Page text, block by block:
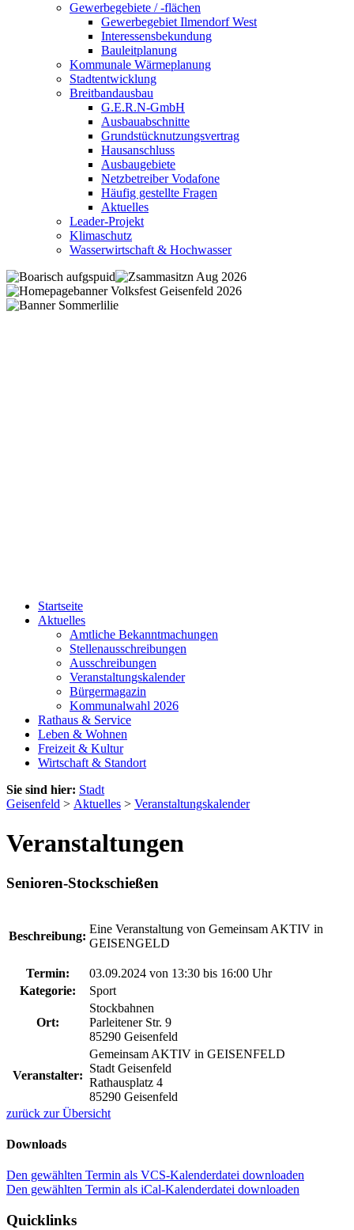
Gewerbegebiete / -flächen
Gewerbegebiet Ilmendorf West
Interessensbekundung
Bauleitplanung
Kommunale Wärmeplanung
Stadtentwicklung
Breitbandausbau
G.E.R.N-GmbH
Ausbauabschnitte
Grundstücknutzungsvertrag
Hausanschluss
Ausbaugebiete
Netzbetreiber Vodafone
Häufig gestellte Fragen
Aktuelles
Leader-Projekt
Klimaschutz
Wasserwirtschaft & Hochwasser
Startseite
Aktuelles
Amtliche Bekanntmachungen
Stellenausschreibungen
Ausschreibungen
Veranstaltungskalender
Bürgermagazin
Kommunalwahl 2026
Rathaus & Service
Leben & Wohnen
Freizeit & Kultur
Wirtschaft & Standort
Sie sind hier: Stadt
Geisenfeld > Aktuelles > Veranstaltungskalender
Veranstaltungen
Senioren-Stockschießen
Beschreibung:
Eine Veranstaltung von Gemeinsam AKTIV in
GEISENGELD
Termin: 03.09.2024 von 13:30 bis 16:00 Uhr
Kategorie:
Sport
Ort:
Stockbahnen
Parleitener Str. 9
85290 Geisenfeld
Veranstalter:
Gemeinsam AKTIV in GEISENFELD
Stadt Geisenfeld
Rathausplatz 4
85290 Geisenfeld
zurück zur Übersicht
Downloads
Den gewählten Termin als VCS-Kalenderdatei downloaden
Den gewählten Termin als iCal-Kalenderdatei downloaden
Quicklinks